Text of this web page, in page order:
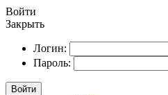
Войти
Закрыть
Логин:
Пароль:
Войти